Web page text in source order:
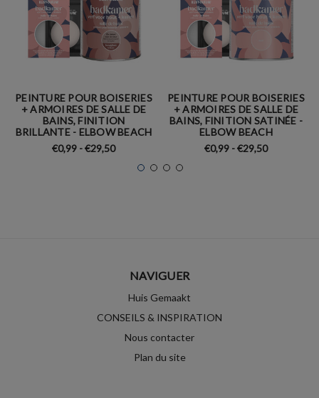
PEINTURE POUR BOISERIES
+ ARMOIRES DE SALLE DE
BAINS, FINITION
BRILLANTE - ELBOW BEACH
€0,99 - €29,50
PEINTURE POUR BOISERIES
+ ARMOIRES DE SALLE DE
BAINS, FINITION SATINÉE -
ELBOW BEACH
€0,99 - €29,50
NAVIGUER
Huis Gemaakt
CONSEILS & INSPIRATION
Nous contacter
Plan du site